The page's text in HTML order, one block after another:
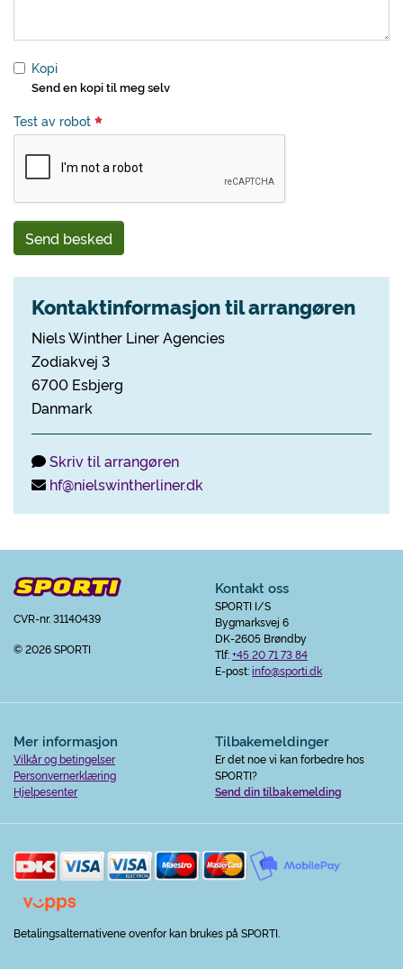
Kopi
Send en kopi til meg selv
Test av robot
Send besked
Kontaktinformasjon til arrangøren
Niels Winther Liner Agencies
Zodiakvej 3
6700 Esbjerg
Danmark
Skriv til arrangøren
hf@nielswintherliner.dk
CVR-nr. 31140439
© 2026 SPORTI
Kontakt oss
SPORTI I/S
Bygmarksvej 6
DK-2605 Brøndby
Tlf:+45 20 71 73 84
E-post:info@sporti.dk
Mer informasjon
Vilkår og betingelser
Personvernerklæring
Hjelpesenter
Tilbakemeldinger
Er det noe vi kan forbedre hos
SPORTI?
Send din tilbakemelding
Betalingsalternativene ovenfor kan brukes på SPORTI.